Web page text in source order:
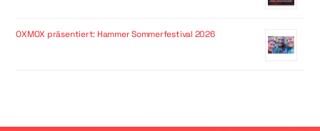
OXMOX präsentiert: Hammer Sommerfestival 2026